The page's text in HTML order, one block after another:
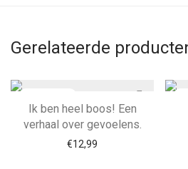
Gerelateerde
Ik ben heel boos! Een
verhaal over gevoelens.
€12,99